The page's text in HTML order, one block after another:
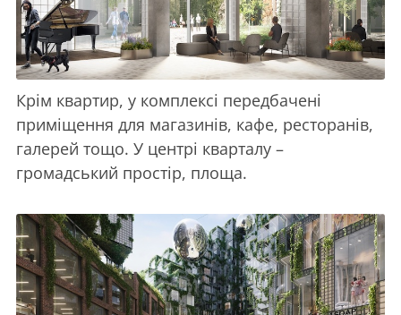
Крім квартир, у комплексі передбачені
приміщення для магазинів, кафе, ресторанів,
галерей тощо. У центрі кварталу –
громадський простір, площа.